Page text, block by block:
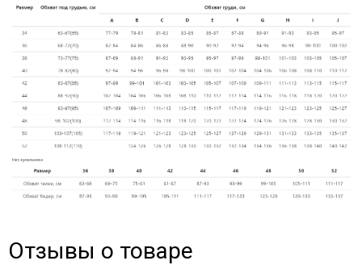
Отзывы о товаре